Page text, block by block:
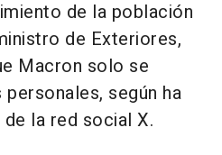
de la población
de Exteriores,
Macron solo se
según ha
la red social X.